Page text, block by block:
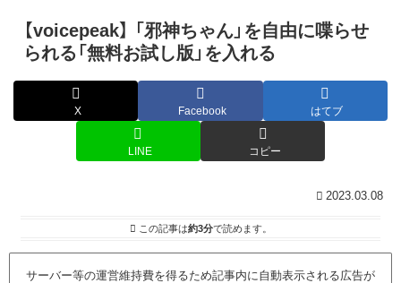
【voicepeak】 「邪神ちゃん」を自由に喋らせ
られる「無料お試し版」を入れる
X Facebook はてブ
LINE コピー
2023.03.08
この記事は約3分で読めます。
サーバー等の運営維持費を得るため記事内に自動表示される広告が